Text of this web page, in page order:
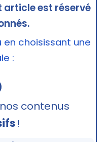
article est réservé
choisissant une
:
contenus
!